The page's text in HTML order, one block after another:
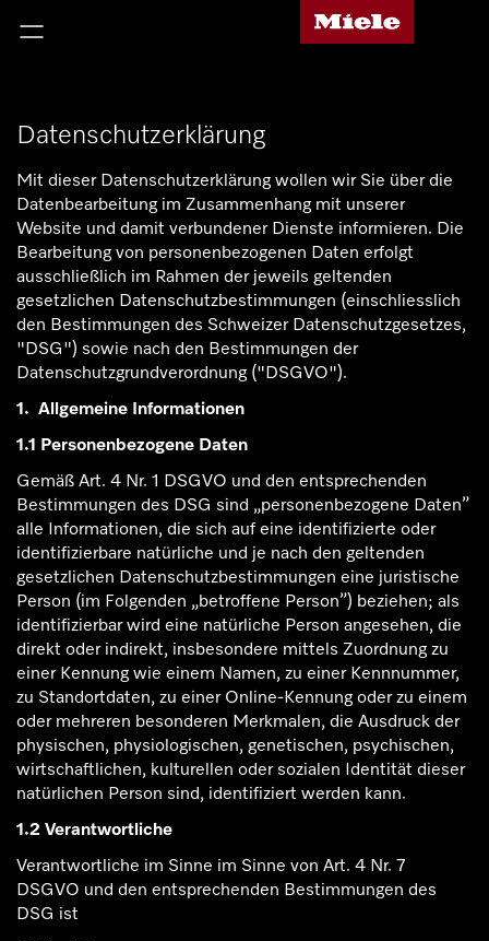
Datenschutzerklärung
Mit dieser Datenschutzerklärung wollen wir Sie über die
Datenbearbeitung im Zusammenhang mit unserer
Website und damit verbundener Dienste informieren. Die
Bearbeitung von personenbezogenen Daten erfolgt
ausschließlich im Rahmen der jeweils geltenden
gesetzlichen Datenschutzbestimmungen (einschliesslich
den Bestimmungen des Schweizer Datenschutzgesetzes,
"DSG") sowie nach den Bestimmungen der
Datenschutzgrundverordnung ("DSGVO").
1. Allgemeine Informationen
1.1 Personenbezogene Daten
Gemäß Art. 4 Nr. 1 DSGVO und den entsprechenden
Bestimmungen des DSG sind „personenbezogene Daten”
alle Informationen, die sich auf eine identifizierte oder
identifizierbare natürliche und je nach den geltenden
gesetzlichen Datenschutzbestimmungen eine juristische
Person (im Folgenden „betroffene Person”) beziehen; als
identifizierbar wird eine natürliche Person angesehen, die
direkt oder indirekt, insbesondere mittels Zuordnung zu
einer Kennung wie einem Namen, zu einer Kennnummer,
zu Standortdaten, zu einer Online-Kennung oder zu einem
oder mehreren besonderen Merkmalen, die Ausdruck der
physischen, physiologischen, genetischen, psychischen,
wirtschaftlichen, kulturellen oder sozialen Identität dieser
natürlichen Person sind, identifiziert werden kann.
1.2 Verantwortliche
Verantwortliche im Sinne im Sinne von Art. 4 Nr. 7
DSGVO und den entsprechenden Bestimmungen des
DSG ist